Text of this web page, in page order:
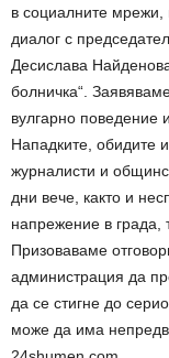
в социалните мрежи,
диалог с
Десислава
болничка“.
вулгарно поведение
Нападките, обидите
журналисти и
дни вече, както и
напрежение в града,
Призоваваме
администрация да
да се стигне до
може да има